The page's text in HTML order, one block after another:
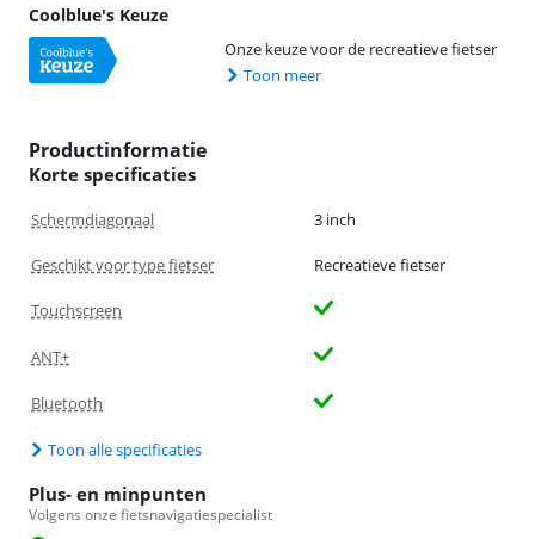
Coolblue's Keuze
Onze keuze voor de recreatieve fietser
Toon meer
Productinformatie
Korte specificaties
Schermdiagonaal 3 inch
Geschikt voor type fietser Recreatieve fietser
Touchscreen
ANT+
Bluetooth
Toon alle specificaties
Plus- en minpunten
Volgens onze fietsnavigatiespecialist